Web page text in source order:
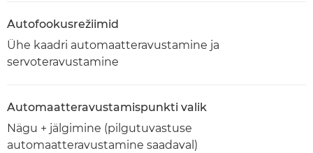
Autofookusrežiimid
Ühe kaadri automaatteravustamine ja
servoteravustamine
Automaatteravustamispunkti valik
Nägu + jälgimine (pilgutuvastuse
automaatteravustamine saadaval)